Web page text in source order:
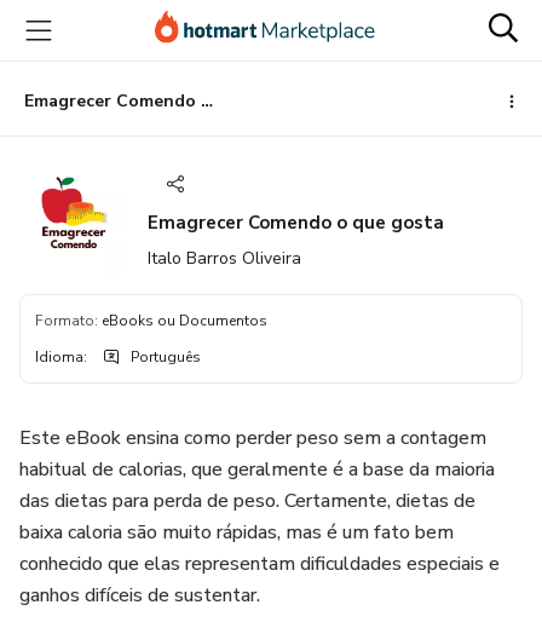
para
conteúdo
principal
para
pagamento
para
rodapé
Emagrecer Comendo o que gosta
Emagrecer Comendo o que gosta
Italo Barros Oliveira
Formato: eBooks ou Documentos
Idioma: Português
Este eBook ensina como perder peso sem a contagem
habitual de calorias, que geralmente é a base da maioria
das dietas para perda de peso. Certamente, dietas de
baixa caloria são muito rápidas, mas é um fato bem
conhecido que elas representam dificuldades especiais e
ganhos difíceis de sustentar.